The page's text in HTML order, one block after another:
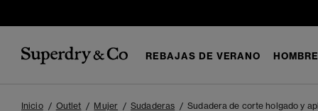
REBAJAS DE VERANO HOMBRE
Inicio Outlet Mujer Sudaderas Sudadera de corte holgado y